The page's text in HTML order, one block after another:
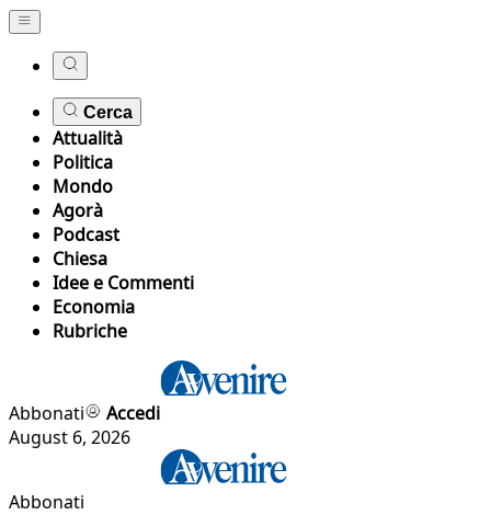
Cerca
Attualità
Politica
Mondo
Agorà
Podcast
Chiesa
Idee e Commenti
Economia
Rubriche
Abbonati
Accedi
August 6, 2026
Abbonati